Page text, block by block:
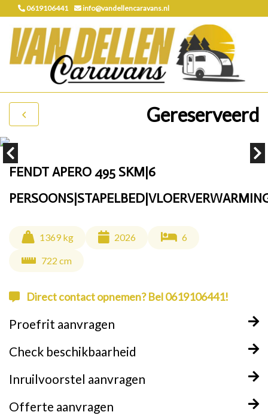
0619106441 info@vandellencaravans.nl
Gereserveerd
FENDT APERO 495 SKM|6
1369 kg 2026 6
722 cm
Direct contact opnemen? Bel 0619106441!
Proefrit aanvragen
Check beschikbaarheid
Inruilvoorstel aanvragen
Offerte aanvragen